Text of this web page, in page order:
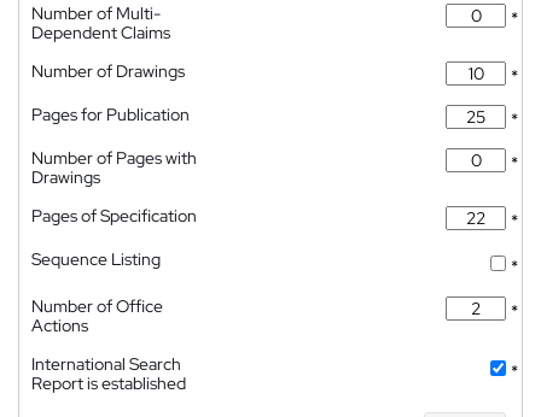
Number of Multi-
Dependent Claims
*
Number of Drawings
*
Pages for Publication
*
Number of Pages with
Drawings
*
Pages of Specification
*
Sequence Listing
*
Number of Office
Actions
*
International Search
Report is established
*